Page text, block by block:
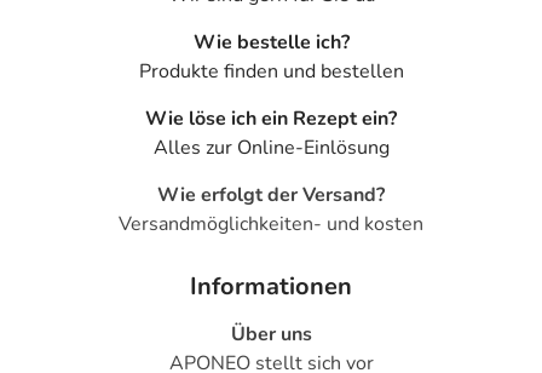
Wie bestelle ich?
Produkte finden und bestellen
Wie löse ich ein Rezept ein?
Alles zur Online-Einlösung
Wie erfolgt der Versand?
Versandmöglichkeiten- und kosten
Informationen
Über uns
APONEO stellt sich vor